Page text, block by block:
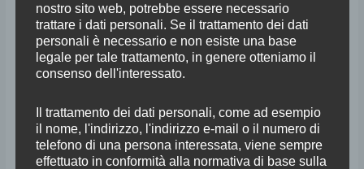
Corso base di Canto
Gregoriano
Formazione 2024/setticlavio
CORSO BASE DI CANTO GREGORIANO L’ultima iniziativa del 2024
è rivolta alla diffusione della pratica musicale ed e aperta a tutti: un corso
nostro sito web, potrebbe essere necessario
trattare i dati personali. Se il trattamento dei dati
personali è necessario e non esiste una base
legale per tale trattamento, in genere otteniamo il
consenso dell'interessato.
Il trattamento dei dati personali, come ad esempio
il nome, l'indirizzo, l'indirizzo e-mail o il numero di
telefono di una persona interessata, viene sempre
effettuato in conformità alla normativa di base sulla